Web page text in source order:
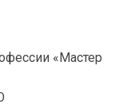
«Мастер